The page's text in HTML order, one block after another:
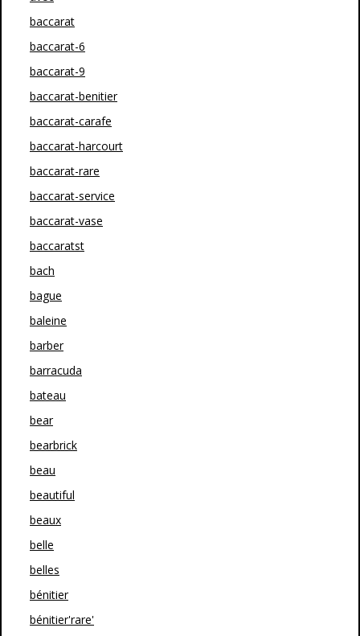
baccarat
baccarat-6
baccarat-9
baccarat-benitier
baccarat-carafe
baccarat-harcourt
baccarat-rare
baccarat-service
baccarat-vase
baccaratst
bach
bague
baleine
barber
barracuda
bateau
bear
bearbrick
beau
beautiful
beaux
belle
belles
bénitier
bénitier'rare'